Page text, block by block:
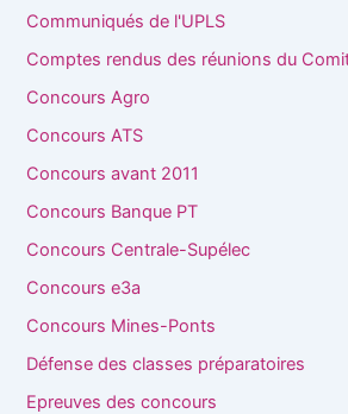
Communiqués de l'UPLS
Comptes rendus des réunions du
Concours Agro
Concours ATS
Concours avant 2011
Concours Banque PT
Concours Centrale-Supélec
Concours e3a
Concours Mines-Ponts
Défense des classes préparatoires
Epreuves des concours